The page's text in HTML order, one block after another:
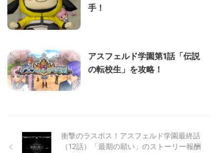
手！
アスフェルド学園第1話「伝説
の転校生」を攻略！
衝撃のラスボス！アスフェルド学園最終話
（12話）「最期の願い」のストーリー報酬